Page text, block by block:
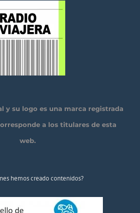
y su logo es una marca registrada
a los titulares de esta
web.
hemos creado contenidos?